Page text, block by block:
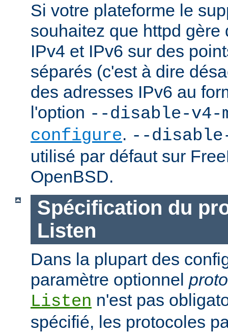
Si votre plateforme le
souhaitez que httpd gère
IPv4 et IPv6 sur des
séparés (c'est à dire
des adresses IPv6 au
l'option --disable-v4-
configure. --disable-
utilisé par défaut sur
OpenBSD.
Spécification du
Listen
Dans la plupart des
paramètre optionnel
Listen n'est pas
spécifié, les protocoles